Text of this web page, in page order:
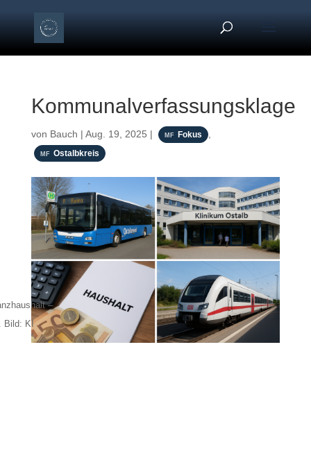
Kommunalverfassungsklage
von Bauch | Aug. 19, 2025 | Fokus ,
Ostalbkreis
–
Bild: KI